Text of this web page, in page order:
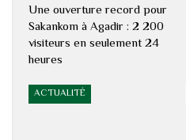
Une ouverture record pour
Sakankom à Agadir : 2 200
visiteurs en seulement 24
heures
ACTUALITÉ